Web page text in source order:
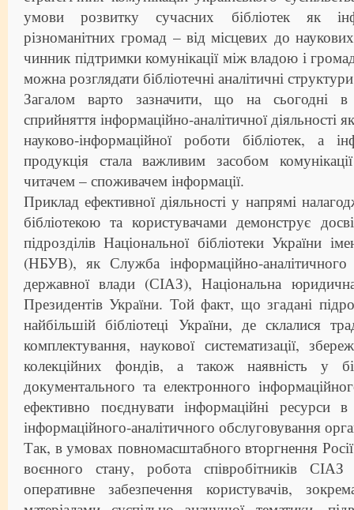
умови розвитку сучасних бібліотек як
різноманітних громад – від місцевих до
чинник підтримки комунікації між владою і
можна розглядати бібліотечні аналітичні
Загалом варто зазначити, що на сьогодні в
сприйняття інформаційно-аналітичної діяльності
науково-інформаційної роботи бібліотек, а
продукція стала важливим засобом
читачем – споживачем інформації.
Приклад ефективної діяльності у напрямі
бібліотекою та користувачами демонструє
підрозділів Національної бібліотеки України
(НБУВ), як Служба інформаційно-аналітичного
державної влади (СІАЗ), Національна
Президентів України. Той факт, що згадані
найбільшій бібліотеці України, де склалися
комплектування, наукової систематизації,
колекційних фондів, а також наявність у
документального та електронного
ефективно поєднувати інформаційні ресурси в
інформаційного-аналітичного обслуговування
Так, в умовах повномасштабного вторгнення
воєнного стану, робота співробітників
оперативне забезпечення користувачів,